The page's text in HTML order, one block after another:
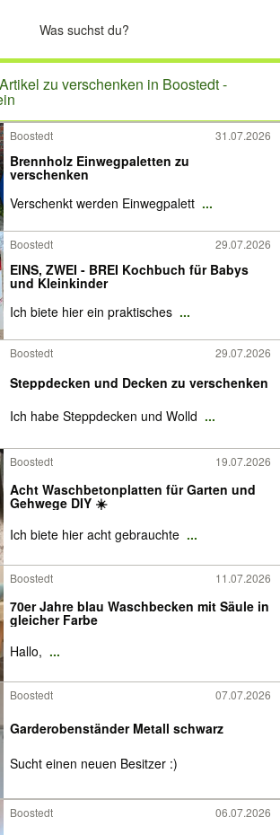
Artikel zu verschenken in Boostedt -
Boostedt 31.07.2026
Brennholz Einwegpaletten zu
verschenken
Verschenkt werden Einwegpalett ...
Boostedt 29.07.2026
EINS, ZWEI - BREI Kochbuch für Babys
und Kleinkinder
Ich biete hier ein praktisches ...
Boostedt 29.07.2026
Steppdecken und Decken zu verschenken
Ich habe Steppdecken und Wolld ...
Boostedt 19.07.2026
Acht Waschbetonplatten für Garten und
Gehwege DIY ☀️
Ich biete hier acht gebrauchte ...
Boostedt 11.07.2026
70er Jahre blau Waschbecken mit Säule in
gleicher Farbe
Hallo, ...
Boostedt 07.07.2026
Garderobenständer Metall schwarz
Sucht einen neuen Besitzer :)
Boostedt 06.07.2026